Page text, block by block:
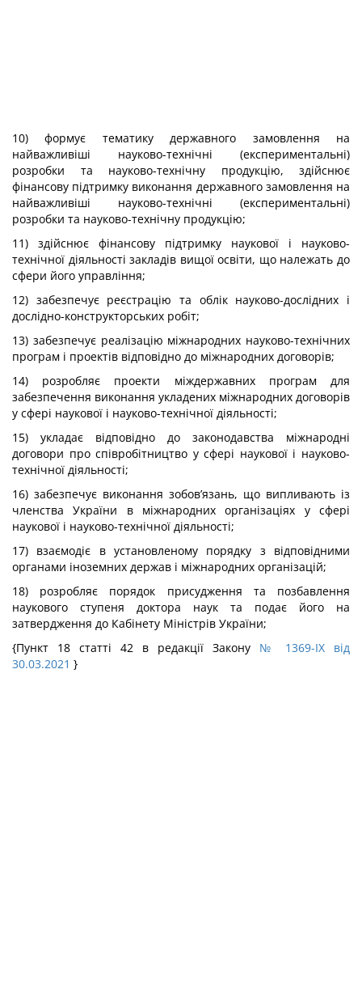
10) формує тематику державного замовлення на
найважливіші науково-технічні (експериментальні)
розробки та науково-технічну продукцію, здійснює
фінансову підтримку виконання державного замовлення на
найважливіші науково-технічні (експериментальні)
розробки та науково-технічну продукцію;
11) здійснює фінансову підтримку наукової і науково-
технічної діяльності закладів вищої освіти, що належать до
сфери його управління;
12) забезпечує реєстрацію та облік науково-дослідних і
дослідно-конструкторських робіт;
13) забезпечує реалізацію міжнародних науково-технічних
програм і проектів відповідно до міжнародних договорів;
14) розробляє проекти міждержавних програм для
забезпечення виконання укладених міжнародних договорів
у сфері наукової і науково-технічної діяльності;
15) укладає відповідно до законодавства міжнародні
договори про співробітництво у сфері наукової і науково-
технічної діяльності;
16) забезпечує виконання зобов’язань, що випливають із
членства України в міжнародних організаціях у сфері
наукової і науково-технічної діяльності;
17) взаємодіє в установленому порядку з відповідними
органами іноземних держав і міжнародних організацій;
18) розробляє порядок присудження та позбавлення
наукового ступеня доктора наук та подає його на
затвердження до Кабінету Міністрів України;
{Пункт 18 статті 42 в редакції Закону № 1369-IX від
30.03.2021 }